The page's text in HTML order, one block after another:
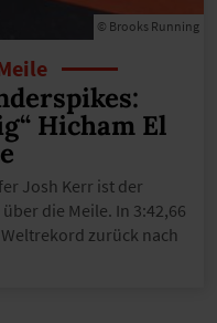
© Brooks Running
Hicham El
Josh Kerr ist der
die Meile. In 3:42,66
zurück nach